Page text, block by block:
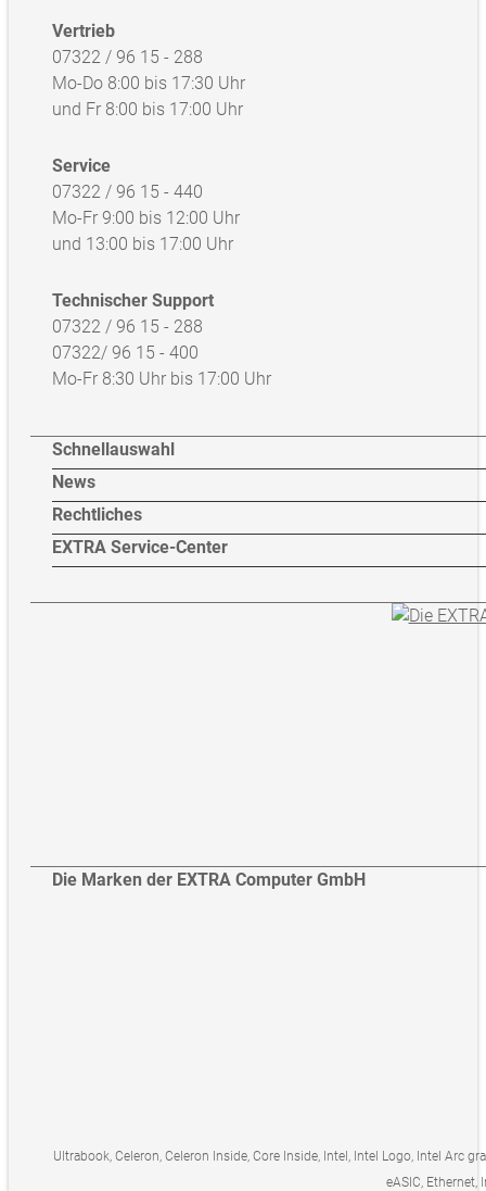
Vertrieb
07322 / 96 15 - 288
Mo-Do 8:00 bis 17:30 Uhr
und Fr 8:00 bis 17:00 Uhr
Service
07322 / 96 15 - 440
Mo-Fr 9:00 bis 12:00 Uhr
und 13:00 bis 17:00 Uhr
Technischer Support
07322 / 96 15 - 288
07322/ 96 15 - 400
Mo-Fr 8:30 Uhr bis 17:00 Uhr
Schnellauswahl
News
Rechtliches
EXTRA Service-Center
Die Marken der EXTRA Computer GmbH
Ultrabook, Celeron, Celeron Inside, Core Inside, Intel, Intel Logo, Intel Arc
eASIC, Ethernet,